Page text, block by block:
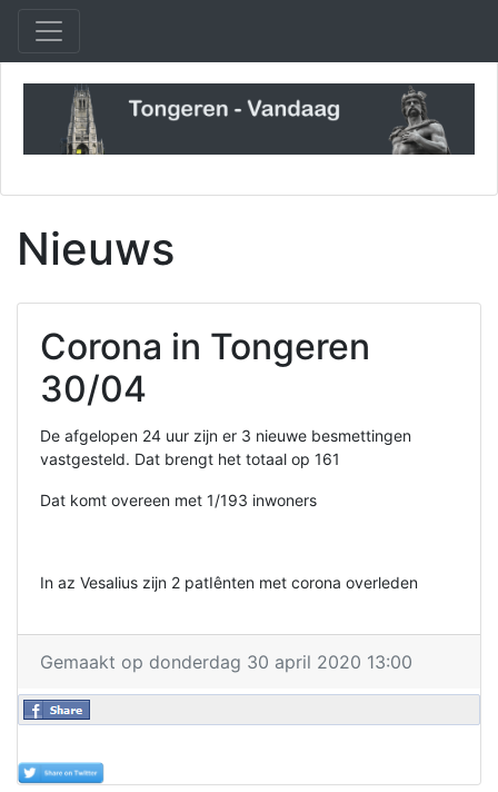
Nieuws
Corona in Tongeren
30/04
De afgelopen 24 uur zijn er 3 nieuwe besmettingen
vastgesteld. Dat brengt het totaal op 161
Dat komt overeen met 1/193 inwoners
In az Vesalius zijn 2 patIênten met corona overleden
Gemaakt op donderdag 30 april 2020 13:00